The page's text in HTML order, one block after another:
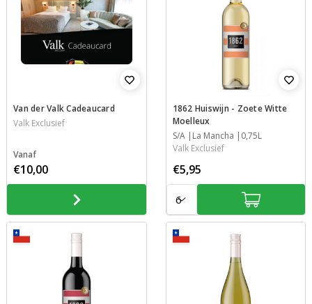
Van der Valk Cadeaucard
Valk Exclusief
Vanaf
€10,00
1862 Huiswijn - Zoete Witte
Moelleux
Jaar
S/A
StreekLa Mancha
Inhoud
0,75L
Valk Exclusief
€5,95